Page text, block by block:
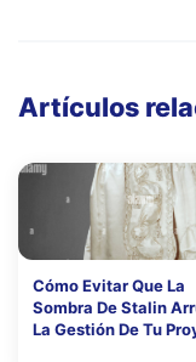
Artículos
Cómo Evitar Que La
Sombra De Stalin
La Gestión De Tu